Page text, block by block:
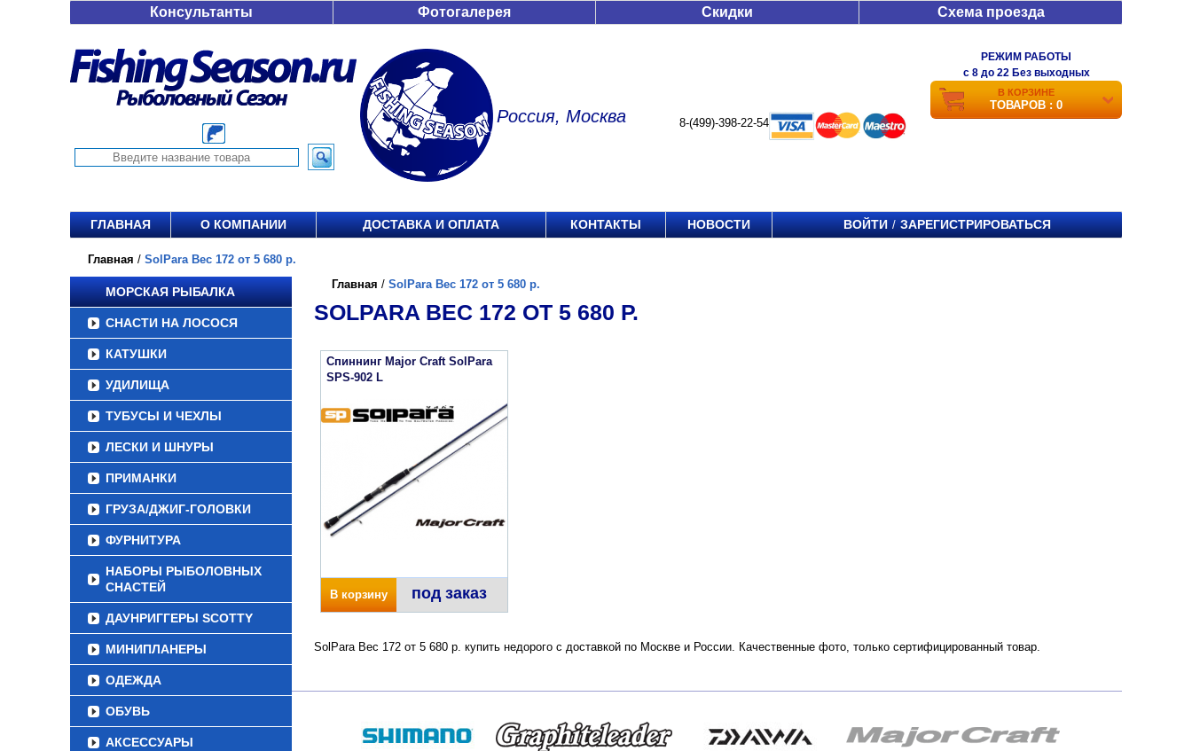
Консультанты Фотогалерея Скидки Схема проезда
Россия, Москва 8-(499)-398-22-54
РЕЖИМ РАБОТЫ
c 8 до 22 Без выходных
В КОРЗИНЕ
ТОВАРОВ : 0
ГЛАВНАЯ О КОМПАНИИ ДОСТАВКА И ОПЛАТА КОНТАКТЫ НОВОСТИ ВОЙТИ / ЗАРЕГИСТРИРОВАТЬСЯ
Главная / SolPara Вес 172 от 5 680 р.
МОРСКАЯ РЫБАЛКА
СНАСТИ НА ЛОСОСЯ
КАТУШКИ
УДИЛИЩА
ТУБУСЫ И ЧЕХЛЫ
ЛЕСКИ И ШНУРЫ
ПРИМАНКИ
ГРУЗА/ДЖИГ-ГОЛОВКИ
ФУРНИТУРА
НАБОРЫ РЫБОЛОВНЫХ
СНАСТЕЙ
ДАУНРИГГЕРЫ SCOTTY
МИНИПЛАНЕРЫ
ОДЕЖДА
ОБУВЬ
АКСЕССУАРЫ
Главная / SolPara Вес 172 от 5 680 р.
SOLPARA ВЕС 172 ОТ 5 680 Р.
Спиннинг Major Craft SolPara
SPS-902 L
В корзину под заказ
SolPara Вес 172 от 5 680 р. купить недорого с доставкой по Москве и России. Качественные фото, только сертифицированный товар.